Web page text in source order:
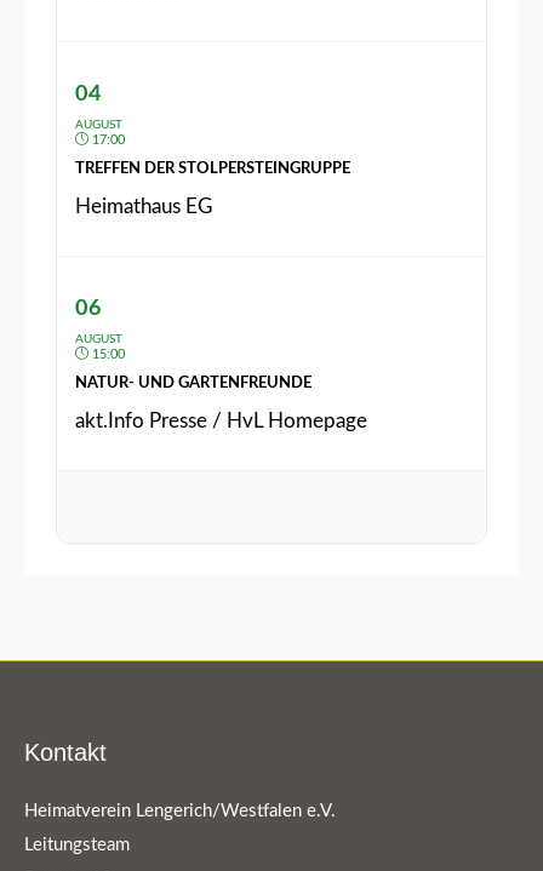
04
AUGUST
17:00
TREFFEN DER STOLPERSTEINGRUPPE
Heimathaus EG
06
AUGUST
15:00
NATUR- UND GARTENFREUNDE
akt.Info Presse / HvL Homepage
Kontakt
Heimatverein Lengerich/Westfalen e.V.
Leitungsteam